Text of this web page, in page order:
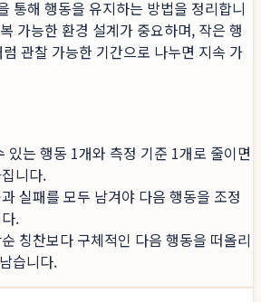
통해 행동을 유지하는 방법을 정리합니
가능한 환경 설계가 중요하며, 작은 행
관찰 가능한 기간으로 나누면 지속 가
있는 행동 1개와 측정 기준 1개로 줄이면
니다.
실패를 모두 남겨야 다음 행동을 조정
.
칭찬보다 구체적인 다음 행동을 떠올리
습니다.